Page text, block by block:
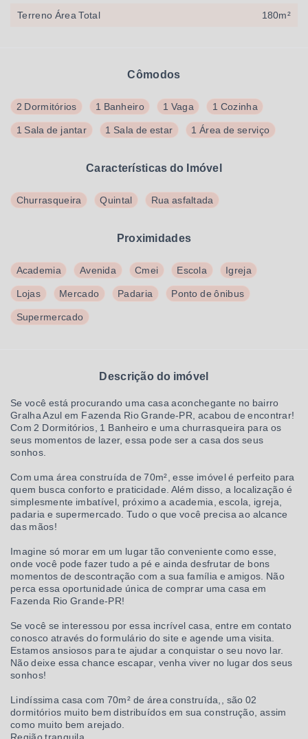
Cômodos
2 Dormitórios 1 Banheiro 1 Vaga 1 Cozinha
1 Sala de jantar 1 Sala de estar 1 Área de serviço
Características do Imóvel
Churrasqueira Quintal Rua asfaltada
Proximidades
Academia Avenida Cmei Escola Igreja
Lojas Mercado Padaria Ponto de ônibus
Supermercado
Descrição do imóvel
Se você está procurando uma casa aconchegante no bairro
Gralha Azul em Fazenda Rio Grande-PR, acabou de encontrar!
Com 2 Dormitórios, 1 Banheiro e uma churrasqueira para os
seus momentos de lazer, essa pode ser a casa dos seus
sonhos.
Com uma área construída de 70m², esse imóvel é perfeito para
quem busca conforto e praticidade. Além disso, a localização é
simplesmente imbatível, próximo a academia, escola, igreja,
padaria e supermercado. Tudo o que você precisa ao alcance
das mãos!
Imagine só morar em um lugar tão conveniente como esse,
onde você pode fazer tudo a pé e ainda desfrutar de bons
momentos de descontração com a sua família e amigos. Não
perca essa oportunidade única de comprar uma casa em
Fazenda Rio Grande-PR!
Se você se interessou por essa incrível casa, entre em contato
conosco através do formulário do site e agende uma visita.
Estamos ansiosos para te ajudar a conquistar o seu novo lar.
Não deixe essa chance escapar, venha viver no lugar dos seus
sonhos!
Lindíssima casa com 70m² de área construída,, são 02
dormitórios muito bem distribuídos em sua construção, assim
como muito bem arejado.
Terreno Área Total 180m²